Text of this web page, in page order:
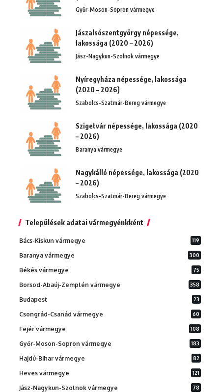
Győr-Moson-Sopron vármegye
Jászalsószentgyörgy népessége,
lakossága (2020 – 2026)
Jász-Nagykun-Szolnok vármegye
Nyíregyháza népessége, lakossága
(2020 – 2026)
Szabolcs-Szatmár-Bereg vármegye
Szigetvár népessége, lakossága (2020
– 2026)
Baranya vármegye
Nagykálló népessége, lakossága (2020
– 2026)
Szabolcs-Szatmár-Bereg vármegye
Települések adatai vármegyénkként
Bács-Kiskun vármegye 119
Baranya vármegye 300
Békés vármegye 75
Borsod-Abaúj-Zemplén vármegye 358
Budapest 23
Csongrád-Csanád vármegye 60
Fejér vármegye 108
Győr-Moson-Sopron vármegye 183
Hajdú-Bihar vármegye 82
Heves vármegye 121
Jász-Nagykun-Szolnok vármegye 78